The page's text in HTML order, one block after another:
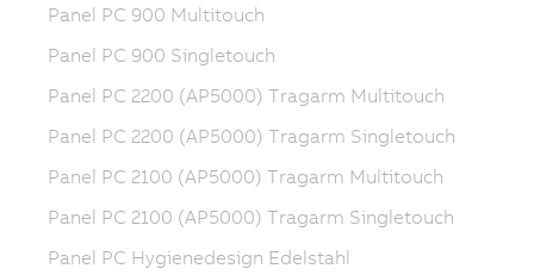
Panel PC 900 Multitouch
Panel PC 900 Singletouch
Panel PC 2200 (AP5000) Tragarm Multitouch
Panel PC 2200 (AP5000) Tragarm Singletouch
Panel PC 2100 (AP5000) Tragarm Multitouch
Panel PC 2100 (AP5000) Tragarm Singletouch
Panel PC Hygienedesign Edelstahl